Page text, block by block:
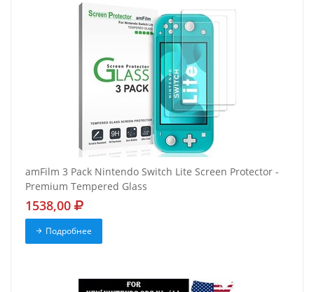
amFilm 3 Pack Nintendo Switch Lite Screen Protector -
Premium Tempered Glass
1538,00
Подробнее